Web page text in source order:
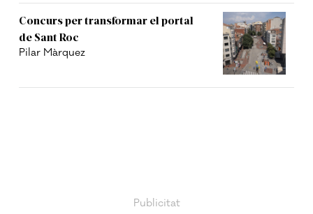
Concurs per transformar el portal
de Sant Roc
Pilar Màrquez